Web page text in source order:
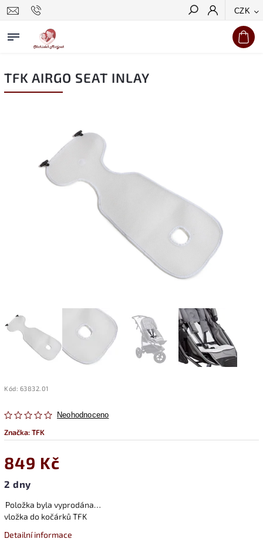
CZK
Hledat
TFK AIRGO SEAT INLAY
Kód: 63832.01
Neohodnoceno
Značka:TFK
849 Kč
2 dny
Položka byla vyprodána…
vložka do kočárků TFK
Detailní informace